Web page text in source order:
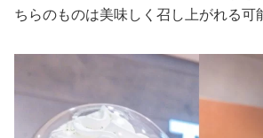
ちらのものは美味しく召し上がれる可